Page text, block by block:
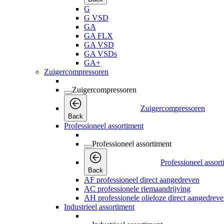
G
G VSD
GA
GA FLX
GA VSD
GA VSDs
GA+
Zuigercompressoren
Zuigercompressoren
Back
Zuigercompressoren
Professioneel assortiment
Professioneel assortiment
Back
Professioneel
AF professioneel direct aangedreven
AC professionele riemaandrijving
AH professionele olieloze direct
Industrieel assortiment